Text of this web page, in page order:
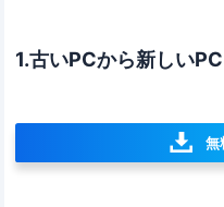
1.古いPCから新しい
無